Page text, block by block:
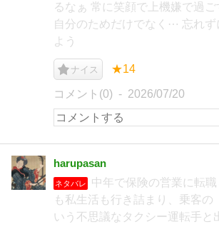
るなぁ 常に笑顔で上機嫌で過ご
自分のためだけでなく⋯ 忘れず
よう
ナイス ★14
コメント(0) 2026/07/20
harupasan
ネタバレ
中年で保険の営業に転
も私生活も行き詰まり、乗客の
いう不思議なタクシー運転手と